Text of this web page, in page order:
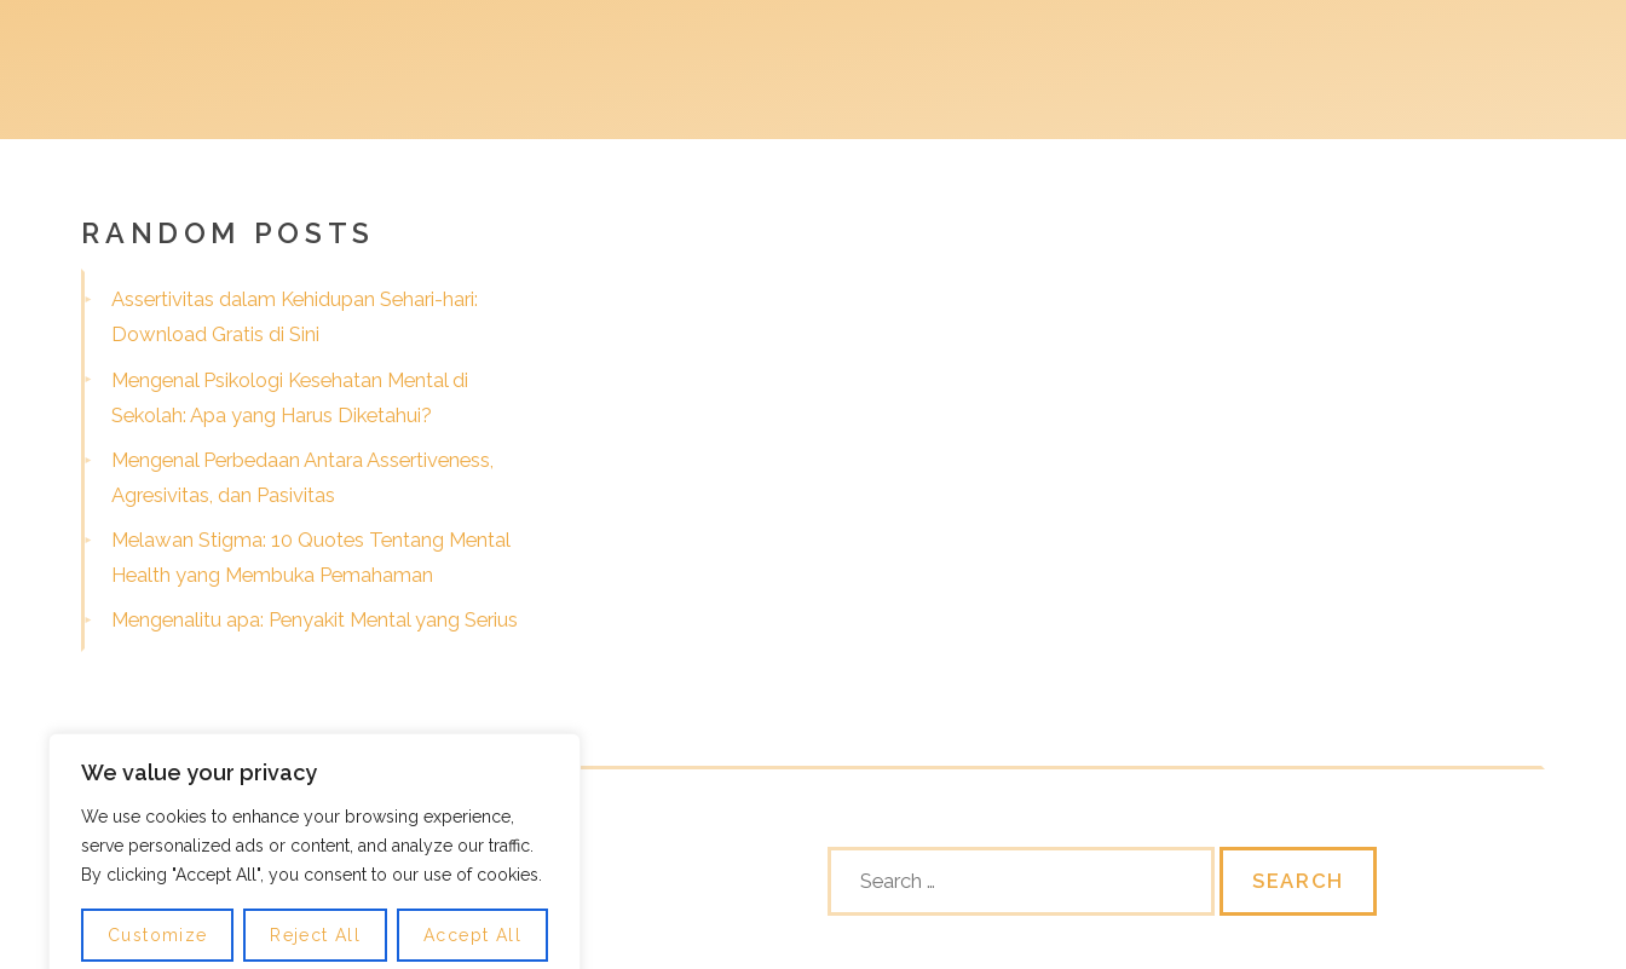
We value your privacy
We use cookies to enhance your browsing experience,
serve personalized ads or content, and analyze our traffic.
By clicking "Accept All", you consent to our use of cookies.
Customize Reject All Accept All
RANDOM POSTS
Assertivitas dalam Kehidupan Sehari-hari:
Download Gratis di Sini
Mengenal Psikologi Kesehatan Mental di
Sekolah: Apa yang Harus Diketahui?
Mengenal Perbedaan Antara Assertiveness,
Agresivitas, dan Pasivitas
Melawan Stigma: 10 Quotes Tentang Mental
Health yang Membuka Pemahaman
Mengenalitu apa: Penyakit Mental yang Serius
© Skills Focus